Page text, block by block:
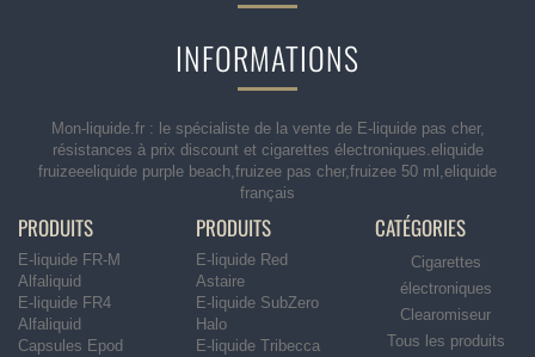
INFORMATIONS
Mon-liquide.fr : le spécialiste de la vente de E-liquide pas cher,
résistances à prix discount et cigarettes électroniques.eliquide
fruizeeeliquide purple beach,fruizee pas cher,fruizee 50 ml,eliquide
français
PRODUITS
E-liquide FR-M
Alfaliquid
E-liquide FR4
Alfaliquid
Capsules Epod
PRODUITS
E-liquide Red
Astaire
E-liquide SubZero
Halo
E-liquide Tribecca
CATÉGORIES
Cigarettes
électroniques
Clearomiseur
Tous les produits